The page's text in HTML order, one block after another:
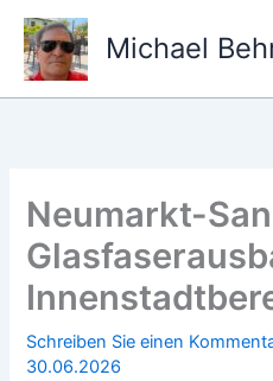
Zum
Inhalt
springen
Michael
Neumarkt-
Schreiben Sie einen
30.06.2026